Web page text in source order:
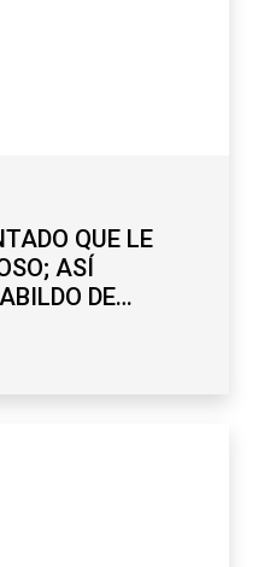
QUE LE
ASÍ
DE